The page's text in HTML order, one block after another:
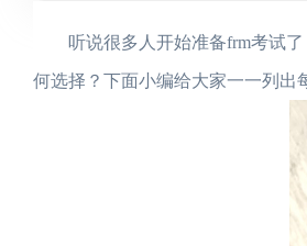
听说很多人开始准备frm考试了
何选择？下面小编给大家一一列出